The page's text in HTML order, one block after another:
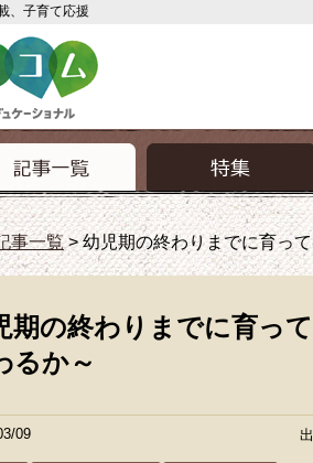
、子育て応援
事一覧>幼児期の終わりまでに育っ
期の終わりまでに育っ
るか～
09